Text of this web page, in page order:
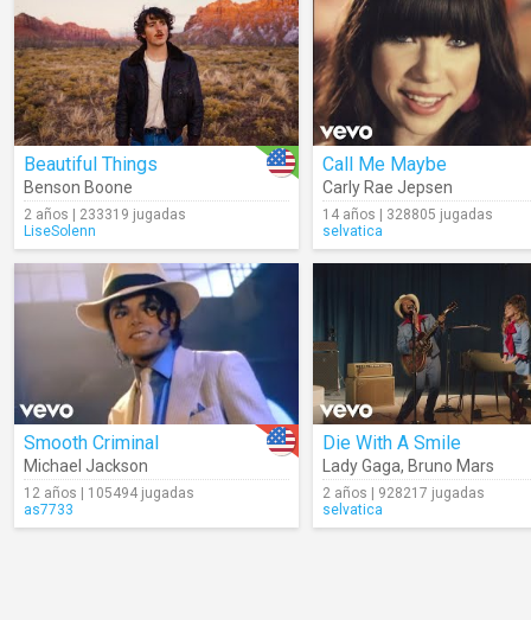
Beautiful Things
Benson Boone
2 años | 233319 jugadas
LiseSolenn
Call Me Maybe
Carly Rae Jepsen
14 años | 328805 jugadas
selvatica
Smooth Criminal
Michael Jackson
12 años | 105494 jugadas
as7733
Die With A Smile
Lady Gaga, Bruno Mars
2 años | 928217 jugadas
selvatica